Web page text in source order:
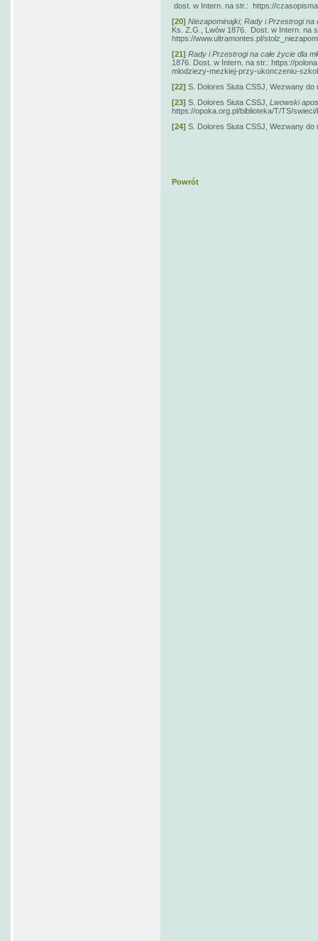
dost. w Intern. na str.: https://
[20] Niezapominajki; Rady i Przestrogi na
Ks. Z.G., Lwów 1876. Dost. w Intern. na
https://www.ultramontes.pl/
[21] Rady i Przestrogi na całe życie dla
1876. Dost. w Intern. na str.: https://
mlodziezy-mezkiej-przy-ukonczeniu-
[22] S. Dolores Siuta CSSJ, Wezwany do
[23] S. Dolores Siuta CSSJ, Lwowski
https://opoka.org.pl/biblioteka/T/TS/
[24] S. Dolores Siuta CSSJ, Wezwany do
Powrót